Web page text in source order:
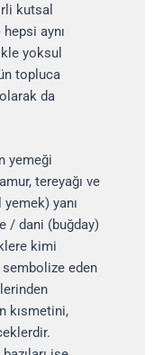
kutsal
aynı
yoksul
topluca
da
yemeği
tereyağı ve
yanı
/ dani (buğday)
kimi
eden
kısmetini,